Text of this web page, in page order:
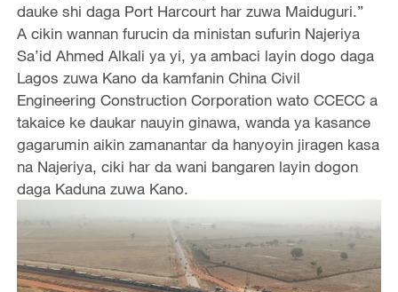
dauke shi daga Port Harcourt har zuwa Maiduguri.”
A cikin wannan furucin da ministan sufurin Najeriya
Sa’id Ahmed Alkali ya yi, ya ambaci layin dogo daga
Lagos zuwa Kano da kamfanin China Civil
Engineering Construction Corporation wato CCECC a
takaice ke daukar nauyin ginawa, wanda ya kasance
gagarumin aikin zamanantar da hanyoyin jiragen kasa
na Najeriya, ciki har da wani bangaren layin dogon
daga Kaduna zuwa Kano.